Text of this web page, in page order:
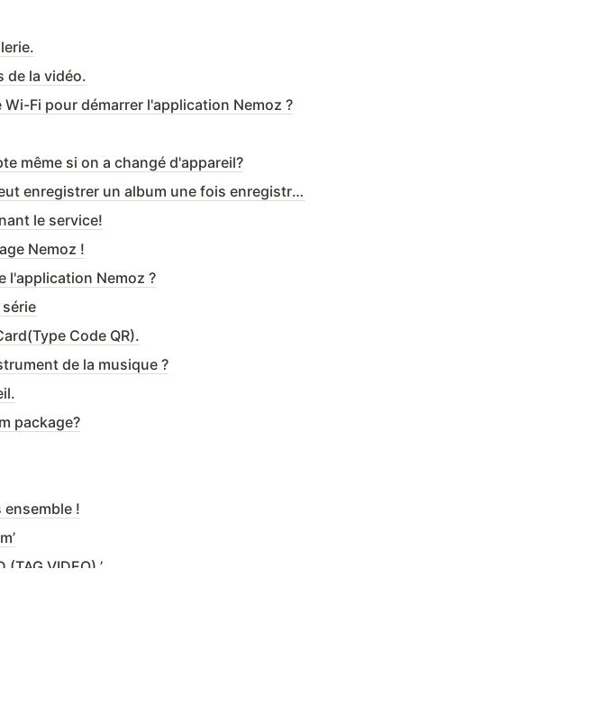
de la vidéo.
Fi pour démarrer l'application Nemoz ?
même si on a changé d'appareil?
27. Est-ce possible qu'une autre personne peut enregistrer un album une fois enregistré ?
le service!
Nemoz !
l'application Nemoz ?
Code QR).
de la musique ?
package?
ensemble !
VIDEO) ’